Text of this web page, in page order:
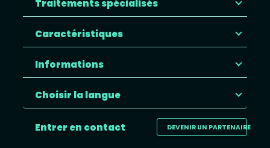
Traitements spécialisés
Caractéristiques
Informations
Choisir la langue
DEVENIR UN PARTENAIRE
Entrer en contact